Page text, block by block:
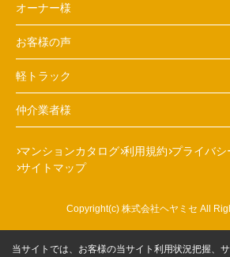
オーナー様
お客様の声
軽トラック
仲介業者様
マンションカタログ 利用規約 プライバシ
サイトマップ
Copyright(c) 株式会社ヘヤミセ All
当サイトでは、お客様の当サイト利用状況把握、